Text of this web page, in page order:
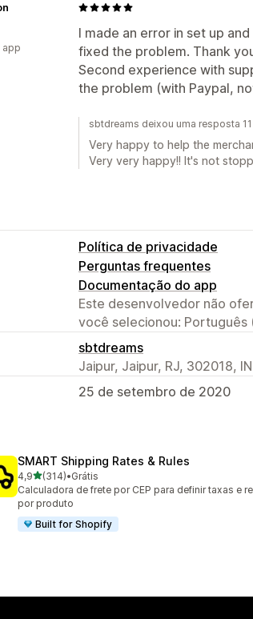
I made an error in set up
fixed the problem. Thank
Second experience with
the problem (with Paypal,
app
sbtdreams deixou uma resposta
Very happy to help the
Very very happy!! It's not
Política de privacidade
Perguntas frequentes
Documentação do app
Este desenvolvedor não
você selecionou: Português
sbtdreams
Jaipur, Jaipur, RJ, 302018, IN
25 de setembro de 2020
SMART Shipping Rates & Rules
4,9de 5 estrelas
(314)
314 avaliações ao todo
•Grátis
Calculadora de frete por CEP para definir taxas e
por produto
Built for Shopify